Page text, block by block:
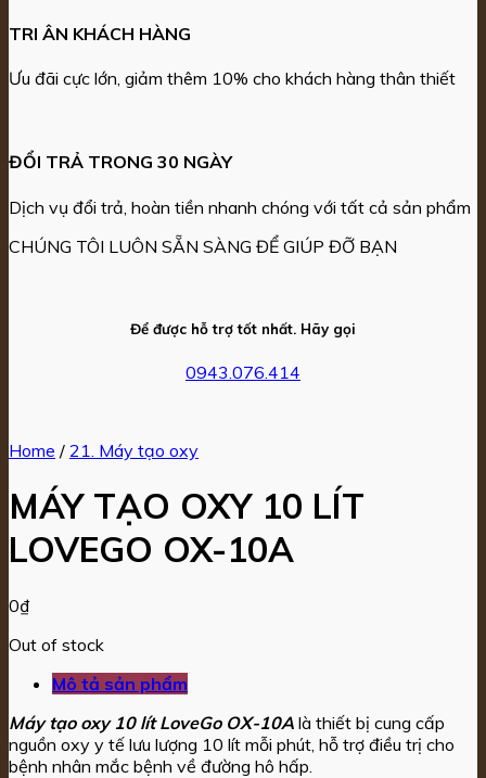
TRI ÂN KHÁCH HÀNG
Ưu đãi cực lớn, giảm thêm 10% cho khách hàng thân thiết
ĐỔI TRẢ TRONG 30 NGÀY
Dịch vụ đổi trả, hoàn tiền nhanh chóng với tất cả sản phẩm
CHÚNG TÔI LUÔN SẴN SÀNG ĐỂ GIÚP ĐỠ BẠN
Để được hỗ trợ tốt nhất. Hãy gọi
0943.076.414
Home / 21. Máy tạo oxy
MÁY TẠO OXY 10 LÍT
LOVEGO OX-10A
0₫
Out of stock
Mô tả sản phẩm
Máy tạo oxy 10 lít LoveGo OX-10A là thiết bị cung cấp
nguồn oxy y tế lưu lượng 10 lít mỗi phút, hỗ trợ điều trị cho
bệnh nhân mắc bệnh về đường hô hấp.